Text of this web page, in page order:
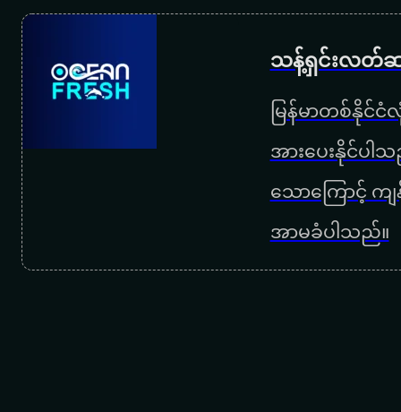
အဖေ
ကြယ်ကြွေညတိုင်းဆုတောင်းမယ်
မိုးစက်တင်လေ
သန့်ရှင်းလတ်ဆ
မြန်မာတစ်နိုင်
အားပေးနိုင်ပါ
သောကြောင့်
အာမခံပါသည်။